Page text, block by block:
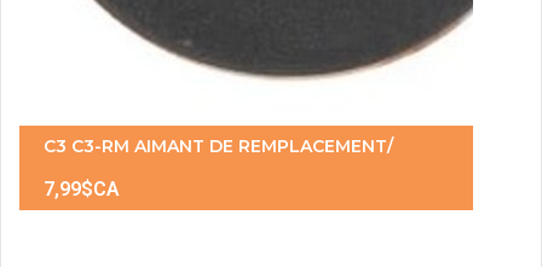
C3 C3-RM AIMANT DE REMPLACEMENT/
7,99$CA